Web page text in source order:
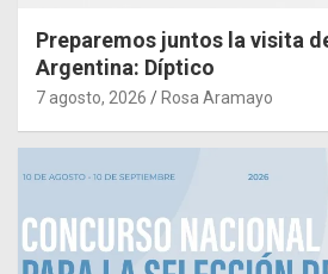
Preparemos juntos la visita
Argentina: Díptico
7 agosto, 2026 Rosa Aramayo